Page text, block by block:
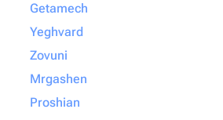
Getamech
Yeghvard
Zovuni
Mrgashen
Proshian